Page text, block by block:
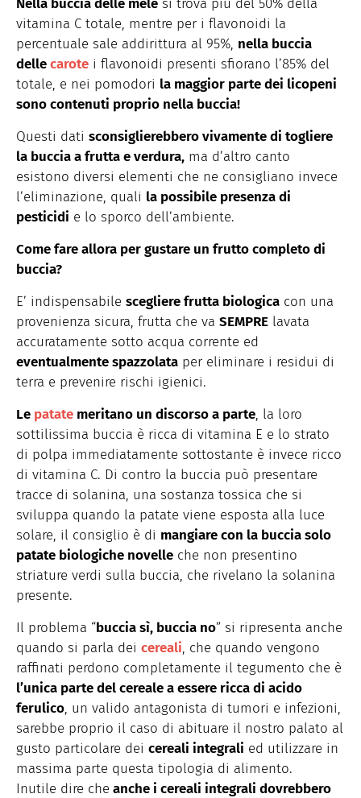
vitamina C totale, mentre per i flavonoidi la
percentuale sale addirittura al 95%, nella buccia
dellecarote i flavonoidi presenti sfiorano l’85% del
totale, e nei pomodori la maggior parte dei licopeni
sono contenuti proprio nella buccia!
Questi dati sconsiglierebbero vivamente di togliere
la buccia a frutta e verdura, ma d’altro canto
esistono diversi elementi che ne consigliano invece
l’eliminazione, quali la possibile presenza di
pesticidi e lo sporco dell’ambiente.
Come fare allora per gustare un frutto completo di
buccia?
E’ indispensabile scegliere frutta biologica con una
provenienza sicura, frutta che va SEMPRE lavata
accuratamente sotto acqua corrente ed
eventualmente spazzolata per eliminare i residui di
terra e prevenire rischi igienici.
Le patate meritano un discorso a parte, la loro
sottilissima buccia è ricca di vitamina E e lo strato
di polpa immediatamente sottostante è invece ricco
di vitamina C. Di contro la buccia può presentare
tracce di solanina, una sostanza tossica che si
sviluppa quando la patate viene esposta alla luce
solare, il consiglio è di mangiare con la buccia solo
patate biologiche novelle che non presentino
striature verdi sulla buccia, che rivelano la solanina
presente.
Il problema “buccia sì, buccia no” si ripresenta anche
quando si parla dei cereali, che quando vengono
raffinati perdono completamente il tegumento che è
l’unica parte del cereale a essere ricca di acido
ferulico, un valido antagonista di tumori e infezioni,
sarebbe proprio il caso di abituare il nostro palato al
gusto particolare dei cereali integrali ed utilizzare in
massima parte questa tipologia di alimento.
Inutile dire che anche i cereali integrali dovrebbero